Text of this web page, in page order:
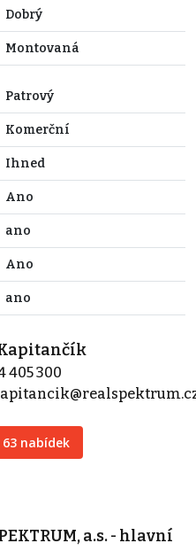
Dobrý
Montovaná
Patrový
Komerční
Ihned
Ano
ano
Ano
ano
405 300
nabídek
a.s. - hlavní